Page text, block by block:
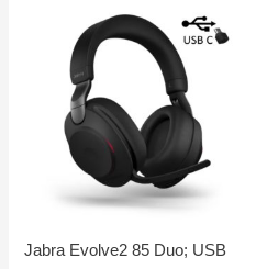
Jabra Evolve2 85 Duo; USB